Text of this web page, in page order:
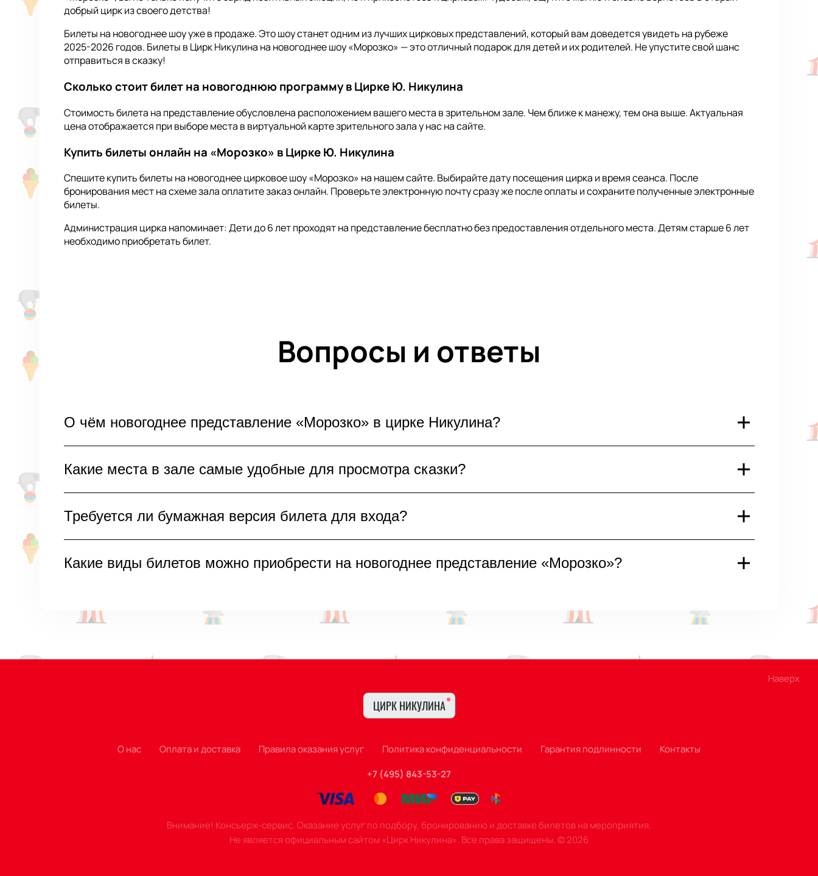
добрый цирк из своего детства!
Билеты на новогоднее шоу уже в продаже. Это шоу станет одним из лучших цирковых представлений, который вам доведется увидеть на рубеже
2025-2026 годов. Билеты в Цирк Никулина на новогоднее шоу «Морозко» — это отличный подарок для детей и их родителей. Не упустите свой шанс
отправиться в сказку!
Сколько стоит билет на новогоднюю программу в Цирке Ю. Никулина
Стоимость билета на представление обусловлена расположением вашего места в зрительном зале. Чем ближе к манежу, тем она выше. Актуальная
цена отображается при выборе места в виртуальной карте зрительного зала у нас на сайте.
Купить билеты онлайн на «Морозко» в Цирке Ю. Никулина
Спешите купить билеты на новогоднее цирковое шоу «Морозко» на нашем сайте. Выбирайте дату посещения цирка и время сеанса. После
бронирования мест на схеме зала оплатите заказ онлайн. Проверьте электронную почту сразу же после оплаты и сохраните полученные электронные
билеты.
Администрация цирка напоминает: Дети до 6 лет проходят на представление бесплатно без предоставления отдельного места. Детям старше 6 лет
необходимо приобретать билет.
Вопросы и ответы
О чём новогоднее представление «Морозко» в цирке Никулина?
Новогоднее представление «Морозко» в Цирке Никулина рассказывает о волшебной сказке, где добро побеждает
зло. Зрителей ждут захватывающие трюки, акробаты, дрессированные животные и встреча с любимыми героями,
создавая праздничную атмосферу и чудеса для всей семьи.
Какие места в зале самые удобные для просмотра сказки?
Для комфортного просмотра новогодней сказки «Морозко» в Москве лучше выбирать места в центральной части
зала на средних рядах. Оттуда видна вся сцена, трюки и акробатические номера. Это оптимальный выбор для
полного погружения в волшебство шоу.
Требуется ли бумажная версия билета для входа?
Для входа на новогоднее шоу «Морозко» в Цирке Никулина бумажная версия билета не требуется. Достаточно
показать электронный билет на телефоне. Это удобно и безопасно, позволяет быстро пройти на место и полностью
Какие виды билетов можно приобрести на новогоднее представление «Морозко»?
стандартные и VIP. Различие заключается в расположении мест в зале и уровне комфорта, что позволяет каждому
Наверх
ЦИРК НИКУЛИНА
О нас Оплата и доставка Правила оказания услуг Политика конфиденциальности Гарантия подлинности
Контакты
+7 (495) 843-53-27
Внимание! Консьерж-сервис. Оказание услуг по подбору, бронированию и доставке билетов на мероприятия.
Не является официальным сайтом «Цирк Никулина». Все права защищены.©2026